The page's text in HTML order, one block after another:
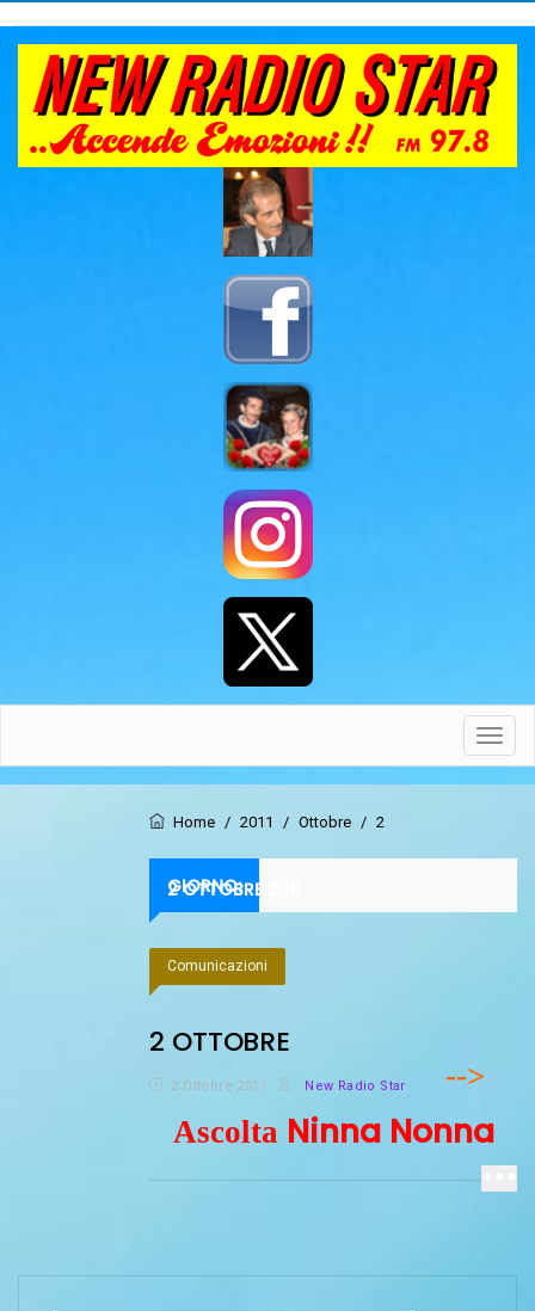
Home / 2011 / Ottobre / 2
GIORNO:
2 OTTOBRE 2011
Comunicazioni
2 OTTOBRE
2 Ottobre 2011 New Radio Star
-->
Ascolta Ninna Nonna